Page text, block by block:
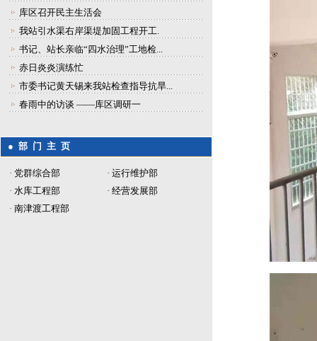
库区召开民主生活会
我站引水渠右岸渠堤加固工程开工.
书记、站长亲临“四水治理”工地检...
赤日炎炎演练忙
市委书记黄天锡来我站检查指导抗旱...
春雨中的访谈 ——库区调研一
● 部 门 主 页
· 党群综合部 · 运行维护部
· 水库工程部 · 经营发展部
· 南津渡工程部